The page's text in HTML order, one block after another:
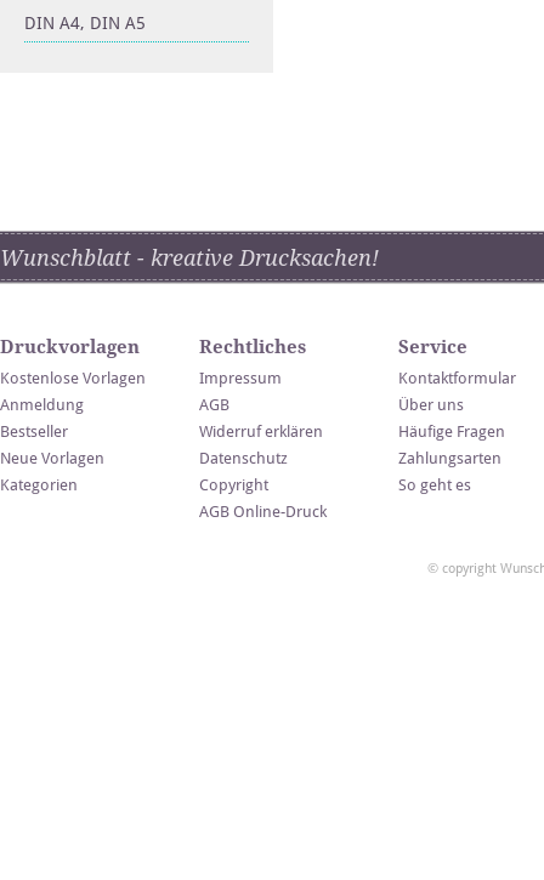
DIN A4, DIN A5
Wunschblatt - kreative Drucksachen!
Druckvorlagen
Kostenlose Vorlagen
Anmeldung
Bestseller
Neue Vorlagen
Kategorien
Rechtliches
Impressum
AGB
Widerruf erklären
Datenschutz
Copyright
AGB Online-Druck
Service
Kontaktformular
Über uns
Häufige Fragen
Zahlungsarten
So geht es
© copyright